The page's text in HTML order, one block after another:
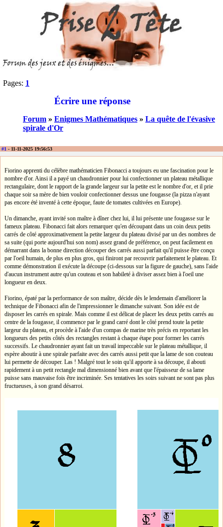
Pages: 1
Écrire une réponse
Forum » Enigmes Mathématiques » La quête de l'évasive
spirale d'Or
#1 - 11-11-2025 19:56:53
Fiorino apprenti du célèbre mathématicien Fibonacci a toujours eu une fascination pour le
nombre d'or. Ainsi il a payé un chaudronnier pour lui confectionner un plateau métallique
rectangulaire, dont le rapport de la grande largeur sur la petite est le nombre d'or, et il prie
chaque soir sa mère de bien vouloir confectionner dessus une fougasse (la pizza n'ayant
pas encore été inventé à cette époque, faute de tomates cultivées en Europe).
Un dimanche, ayant invité son maître à dîner chez lui, il lui présente une fougasse sur le
fameux plateau. Fibonacci fait alors remarquer qu'en découpant dans un coin deux petits
carrés de côté approximativement la petite largeur du plateau divisé par un des nombres de
sa suite (qui porte aujourd'hui son nom) assez grand de préférence, on peut facilement en
démarrant dans la bonne direction découper des carrés aussi parfait qu'il puisse être conçu
par l'oeil humain, de plus en plus gros, qui finiront par recouvrir parfaitement le plateau. Et
comme démonstration il exécute la découpe (ci-dessous sur la figure de gauche), sans l'aide
d'aucun instrument autre qu'un couteau et son habileté à diviser assez bien à l'oeil une
longueur en deux.
Fiorino, épaté par la performance de son maître, décide dès le lendemain d'améliorer la
technique de Fibonacci afin de l'impressionner le dimanche suivant. Son idée est de
disposer les carrés en spirale. Mais comme il est délicat de placer les deux petits carrés au
centre de la fougasse, il commence par le grand carré dont le côté prend toute la petite
largeur du plateau, et procède à l'aide d'un compas de marine très précis en reportant les
longueurs des petits côtés des rectangles restant à chaque étape pour former les carrés
successifs. Le chaudronnier ayant fait un travail impeccable sur le plateau métallique, il
espère aboutir à une spirale parfaite avec des carrés aussi petit que la lame de son couteau
lui permette de découper. Las ! Malgré tout le soin qu'il apporte à sa découpe, il abouti
rapidement à un petit rectangle mal dimensionné bien avant que l'épaisseur de sa lame
puisse sans mauvaise fois être incriminée. Ses tentatives les soirs suivant ne sont pas plus
fructueuses, à son grand désarroi.